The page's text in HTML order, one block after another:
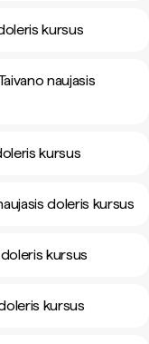
kursus
naujasis
kursus
doleris kursus
kursus
kursus